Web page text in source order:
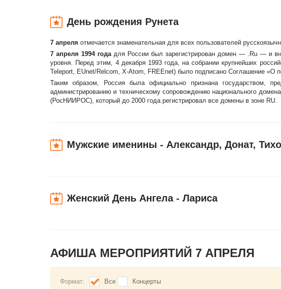
День рождения Рунета
7 апреля отмечается знаменательная для всех пользователей
7 апреля 1994 года для России был зарегистрирован домен — .Ru — и
уровня. Перед этим, 4 декабря 1993 года, на собрании крупнейших
Teleport, EUnet/Relcom, X-Atom, FREEnet) было подписано Соглашение «О
Таким образом, Россия была официально признана государством,
администрированию и техническому сопровождению национального
(РосНИИРОС), который до 2000 года регистрировал все домены в зоне RU.
Мужские именины - Александр, Донат,
Женский День Ангела - Лариса
АФИША МЕРОПРИЯТИЙ 7 АПРЕЛЯ
Формат: Все Концерты